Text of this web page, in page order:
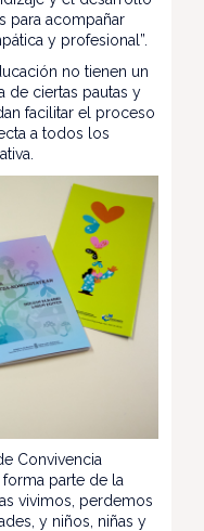
para acompañar
y profesional”.
no tienen un
de ciertas pautas y
facilitar el proceso
a todos los
Convivencia
parte de la
vivimos, perdemos
y niños, niñas y